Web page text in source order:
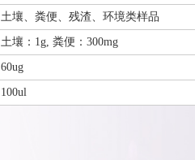
土壤、粪便、残渣、环境类样品
土壤：1g, 粪便：300mg
60ug
100ul